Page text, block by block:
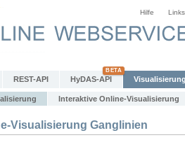
Hilfe Links
REST-API HyDAS-API Visualisierung
Interaktive Online-Visualisierung
Visualisierung Ganglinien